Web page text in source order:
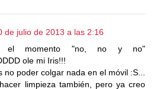
de julio de 2013 a las 2:16
el momento "no, no y no"
ole mi Iris!!!
no poder colgar nada en el móvil :S...
limpieza también, pero ya creo